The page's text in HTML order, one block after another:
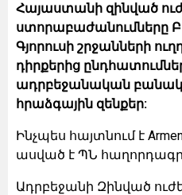
Հայաստանի զինված
ստորաբաժանումները
Գյորուսի շրջանների
դիրքերից
ադրբեջանական բանակի
հրաձգային զենքեր:
Ինչպես հայտնում է
ասված է ՊՆ
Ադրբեջանի Զինված